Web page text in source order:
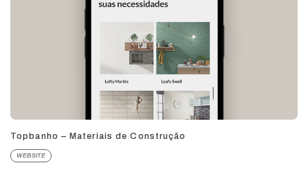
Topbanho – Materiais de Construção
WEBSITE